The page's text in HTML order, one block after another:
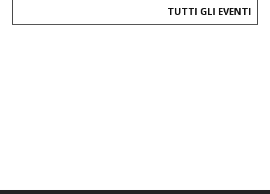
TUTTI GLI EVENTI